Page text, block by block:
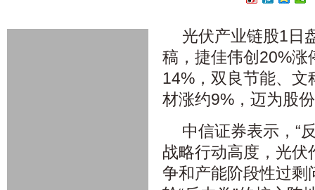
光伏产业链股1日
稿，捷佳伟创20%涨
14%，双良节能、文
材涨约9%，迈为股
中信证券表示，“
战略行动高度，光伏
争和产能阶段性过剩